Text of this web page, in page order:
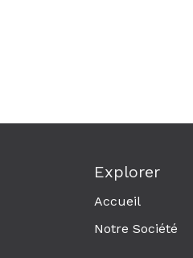
Explorer
Accueil
Notre Société